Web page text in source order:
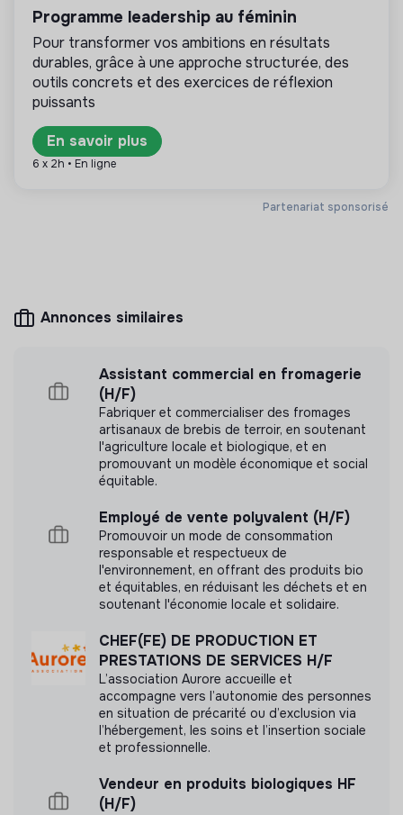
solidarité et d’utilité sociale : son mode de
gestion est démocratique et participatif, et sa
lucrativité est limitée. Il s’agit d’une association,
coopérative, fondation, mutuelle ou entreprise
ESUS.
Plus d'informations
Cooperative
COMPTOIR DIONYSIEN n'a pas encore transmis
de mesure d'impact
Labels et certifications
Cette structure n'a pas souhaité nous
communiquer les labels ou certifications qu'elle a
pu obtenir.
Documents
N'a pas encore communiqué de documents de
transparence
Partenariat sponsorisé
Programme leadership au féminin
Pour transformer vos ambitions en résultats
durables, grâce à une approche structurée, des
outils concrets et des exercices de réflexion
puissants
En savoir plus
6 x 2h • En ligne
Annonces similaires
Assistant commercial en fromagerie
(H/F)
Fabriquer et commercialiser des fromages
artisanaux de brebis de terroir, en soutenant
l'agriculture locale et biologique, et en
promouvant un modèle économique et social
équitable.
Employé de vente polyvalent (H/F)
Promouvoir un mode de consommation
responsable et respectueux de
l'environnement, en offrant des produits bio
et équitables, en réduisant les déchets et en
soutenant l'économie locale et solidaire.
CHEF(FE) DE PRODUCTION ET
PRESTATIONS DE SERVICES H/F
L’association Aurore accueille et
accompagne vers l’autonomie des personnes
en situation de précarité ou d’exclusion via
l’hébergement, les soins et l’insertion sociale
et professionnelle.
Vendeur en produits biologiques HF
(H/F)